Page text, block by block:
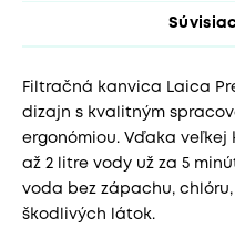
Filtračná kanvica Laica
dizajn s kvalitným
ergonómiou. Vďaka
až 2 litre vody už za 5
voda bez zápachu,
škodlivých látok.